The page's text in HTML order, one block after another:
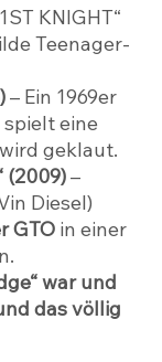
KNIGHT“
Teenager-
– Ein 1969er
spielt eine
geklaut.
(2009) –
Diesel)
GTO in einer
war und
das völlig